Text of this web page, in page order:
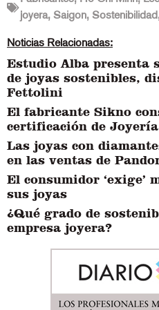
joyera, Saigon, Sostenibilidad
Noticias Relacionadas:
Estudio Alba presenta
de joyas sostenibles,
Fettolini
El fabricante Sikno
certificación de Joyería
Las joyas con
en las ventas de
El consumidor ‘exige’
sus joyas
¿Qué grado de
empresa joyera?